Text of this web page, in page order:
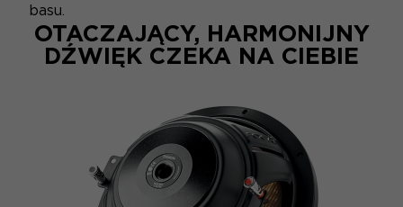
basu.
OTACZAJĄCY, HARMONIJNY
DŹWIĘK CZEKA NA CIEBIE